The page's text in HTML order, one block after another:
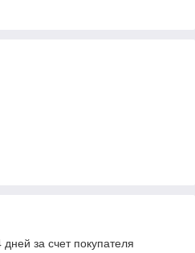
за счет покупателя